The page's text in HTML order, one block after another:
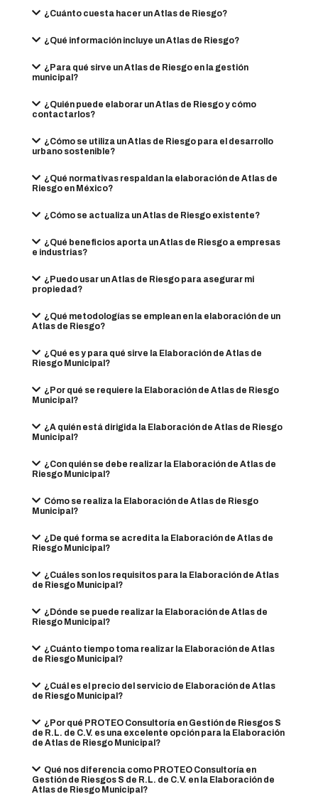
¿Cuánto cuesta hacer un Atlas de Riesgo?
¿Qué información incluye un Atlas de Riesgo?
¿Para qué sirve un Atlas de Riesgo en la gestión
municipal?
¿Quién puede elaborar un Atlas de Riesgo y cómo
contactarlos?
¿Cómo se utiliza un Atlas de Riesgo para el desarrollo
urbano sostenible?
¿Qué normativas respaldan la elaboración de Atlas de
Riesgo en México?
¿Cómo se actualiza un Atlas de Riesgo existente?
¿Qué beneficios aporta un Atlas de Riesgo a empresas
e industrias?
¿Puedo usar un Atlas de Riesgo para asegurar mi
propiedad?
¿Qué metodologías se emplean en la elaboración de un
Atlas de Riesgo?
¿Qué es y para qué sirve la Elaboración de Atlas de
Riesgo Municipal?
¿Por qué se requiere la Elaboración de Atlas de Riesgo
Municipal?
¿A quién está dirigida la Elaboración de Atlas de Riesgo
Municipal?
¿Con quién se debe realizar la Elaboración de Atlas de
Riesgo Municipal?
Cómo se realiza la Elaboración de Atlas de Riesgo
Municipal?
¿De qué forma se acredita la Elaboración de Atlas de
Riesgo Municipal?
¿Cuáles son los requisitos para la Elaboración de Atlas
de Riesgo Municipal?
¿Dónde se puede realizar la Elaboración de Atlas de
Riesgo Municipal?
¿Cuánto tiempo toma realizar la Elaboración de Atlas
de Riesgo Municipal?
¿Cuál es el precio del servicio de Elaboración de Atlas
de Riesgo Municipal?
¿Por qué PROTEO Consultoría en Gestión de Riesgos S
de R.L. de C.V. es una excelente opción para la Elaboración
de Atlas de Riesgo Municipal?
Qué nos diferencia como PROTEO Consultoría en
Gestión de Riesgos S de R.L. de C.V. en la Elaboración de
Atlas de Riesgo Municipal?